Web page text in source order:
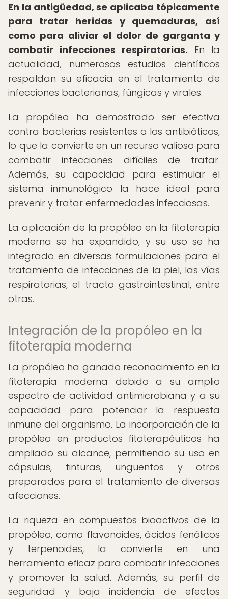
En la antigüedad, se aplicaba tópicamente
para tratar heridas y quemaduras, así
como para aliviar el dolor de garganta y
combatir infecciones respiratorias. En la
actualidad, numerosos estudios científicos
respaldan su eficacia en el tratamiento de
infecciones bacterianas, fúngicas y virales.
La propóleo ha demostrado ser efectiva
contra bacterias resistentes a los antibióticos,
lo que la convierte en un recurso valioso para
combatir infecciones difíciles de tratar.
Además, su capacidad para estimular el
sistema inmunológico la hace ideal para
prevenir y tratar enfermedades infecciosas.
La aplicación de la propóleo en la fitoterapia
moderna se ha expandido, y su uso se ha
integrado en diversas formulaciones para el
tratamiento de infecciones de la piel, las vías
respiratorias, el tracto gastrointestinal, entre
otras.
Integración de la propóleo en la
fitoterapia moderna
La propóleo ha ganado reconocimiento en la
fitoterapia moderna debido a su amplio
espectro de actividad antimicrobiana y a su
capacidad para potenciar la respuesta
inmune del organismo. La incorporación de la
propóleo en productos fitoterapéuticos ha
ampliado su alcance, permitiendo su uso en
cápsulas, tinturas, ungüentos y otros
preparados para el tratamiento de diversas
afecciones.
La riqueza en compuestos bioactivos de la
propóleo, como flavonoides, ácidos fenólicos
y terpenoides, la convierte en una
herramienta eficaz para combatir infecciones
y promover la salud. Además, su perfil de
seguridad y baja incidencia de efectos